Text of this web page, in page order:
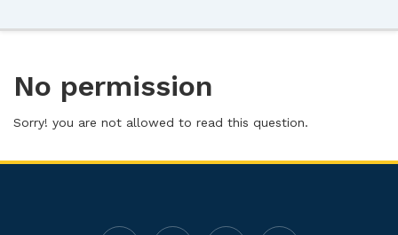
No permission
Sorry! you are not allowed to read this question.